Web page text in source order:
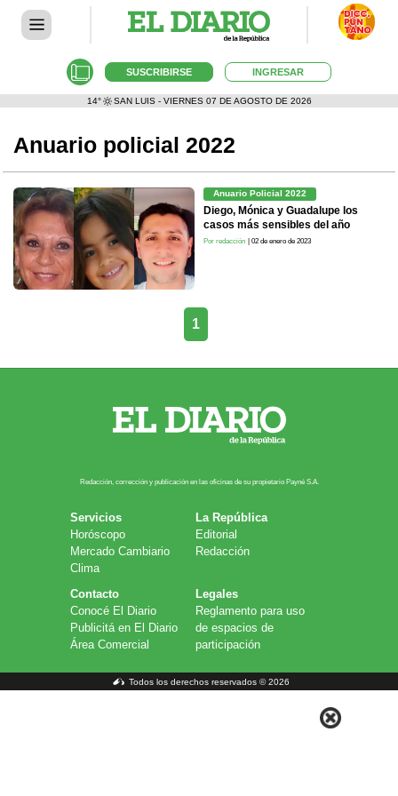
SUSCRIBIRSE INGRESAR
14° SAN LUIS - VIERNES 07 DE AGOSTO DE 2026
Anuario policial 2022
Anuario Policial 2022
Diego, Mónica y Guadalupe los
casos más sensibles del año
Por redacción | 02 de enero de 2023
1
Redacción, corrección y publicación en las oficinas de su propietario Payn​é S.A.
Servicios
Horóscopo
Mercado Cambiario
Clima
La República
Editorial
Redacción
Contacto
Conocé El Diario
Publicitá en El Diario
Área Comercial
Legales
Reglamento para uso
de espacios de
participación
Todos los derechos reservados © 2026